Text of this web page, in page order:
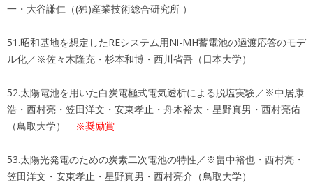
一・大谷謙仁（(独)産業技術総合研究所 ）
51.昭和基地を想定したREシステム用Ni-MH蓄電池の過渡応答のモデ
ル化／※佐々木隆充・杉本和博・西川省吾（日本大学）
52.太陽電池を用いた白炭電極式電気透析による脱塩実験／※中居康
浩・西村亮・笠田洋文・安東孝止・舟木裕太・星野真男・西村亮佑
（鳥取大学）
※奨励賞
53.太陽光発電のための炭素二次電池の特性／※畠中裕也・西村亮・
笠田洋文・安東孝止・星野真男・西村亮介（鳥取大学）